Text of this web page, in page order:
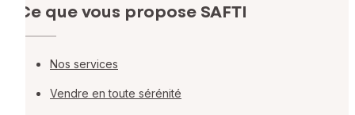
Ce que vous propose SAFTI
Nos services
Vendre en toute sérénité